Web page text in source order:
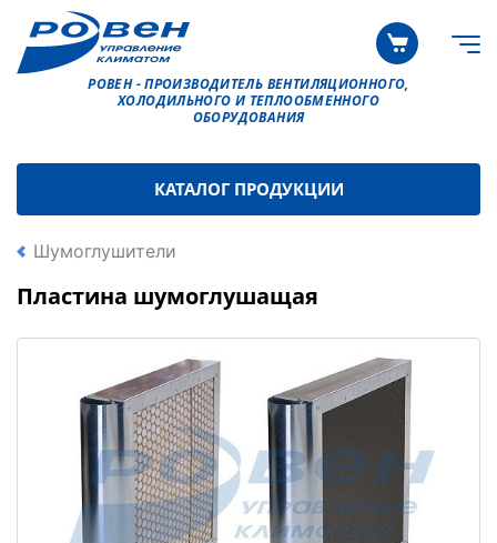
РОВЕН - ПРОИЗВОДИТЕЛЬ ВЕНТИЛЯЦИОННОГО,
ХОЛОДИЛЬНОГО И ТЕПЛООБМЕННОГО
ОБОРУДОВАНИЯ
КАТАЛОГ ПРОДУКЦИИ
Шумоглушители
Пластина шумоглушащая